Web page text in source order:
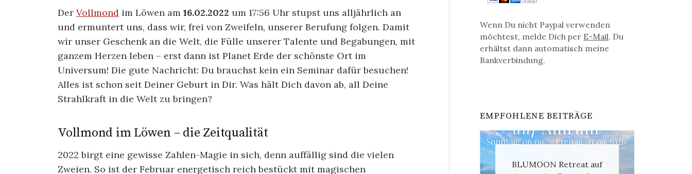
Der Vollmond im Löwen am 16.02.2022 um 17:56 Uhr stupst uns alljährlich an
und ermuntert uns, dass wir, frei von Zweifeln, unserer Berufung folgen. Damit
wir unser Geschenk an die Welt, die Fülle unserer Talente und Begabungen, mit
ganzem Herzen leben – erst dann ist Planet Erde der schönste Ort im
Universum! Die gute Nachricht: Du brauchst kein ein Seminar dafür besuchen!
Alles ist schon seit Deiner Geburt in Dir. Was hält Dich davon ab, all Deine
Strahlkraft in die Welt zu bringen?
Vollmond im Löwen – die Zeitqualität
2022 birgt eine gewisse Zahlen-Magie in sich, denn auffällig sind die vielen
Zweien. So ist der Februar energetisch reich bestückt mit magischen
Wenn Du nicht Paypal verwenden
möchtest, melde Dich per E-Mail. Du
erhältst dann automatisch meine
Bankverbindung.
EMPFOHLENE BEITRÄGE
BLUMOON Retreat auf